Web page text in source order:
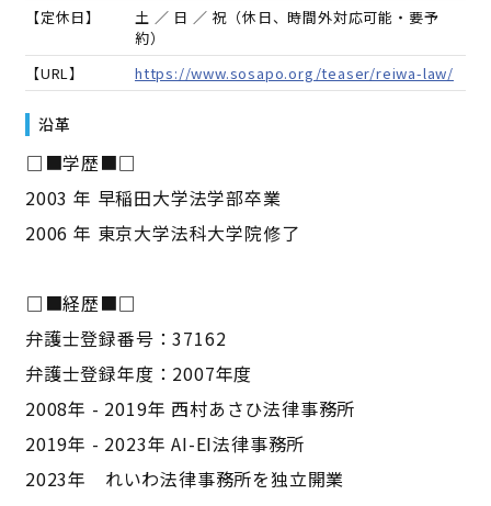
【定休日】
土 ／ 日 ／ 祝（休日、時間外対応可能・要予
約）
【URL】
https://www.sosapo.org/teaser/reiwa-law/
沿革
――□■学歴■□――
2003 年 早稲田大学法学部卒業
2006 年 東京大学法科大学院修了
――□■経歴■□――
弁護士登録番号：37162
弁護士登録年度：2007年度
2008年 - 2019年 西村あさひ法律事務所
2019年 - 2023年 AI-EI法律事務所
2023年 れいわ法律事務所を独立開業